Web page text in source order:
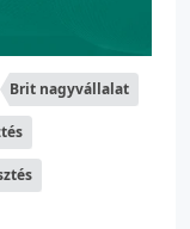
Brit nagyvállalat